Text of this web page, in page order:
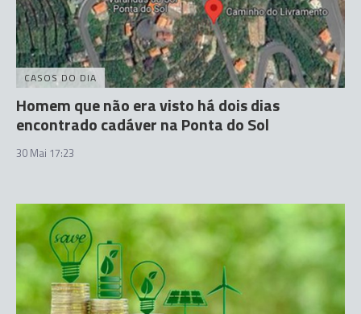
CASOS DO DIA
Homem que não era visto há dois dias
encontrado cadáver na Ponta do Sol
30 Mai 17:23